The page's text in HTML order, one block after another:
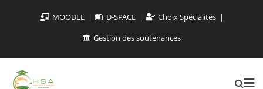
MOODLE D-SPACE
Choix Spécialités
Gestion des soutenances